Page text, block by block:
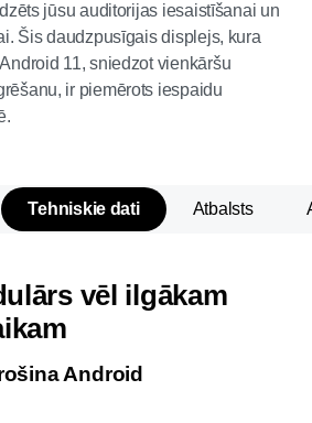
jūsu auditorijas iesaistīšanai un
Šis daudzpusīgais displejs, kura
11, sniedzot vienkāršu
ir piemērots iespaidu
Tehniskie dati Atbalsts
vēl ilgākam
Android